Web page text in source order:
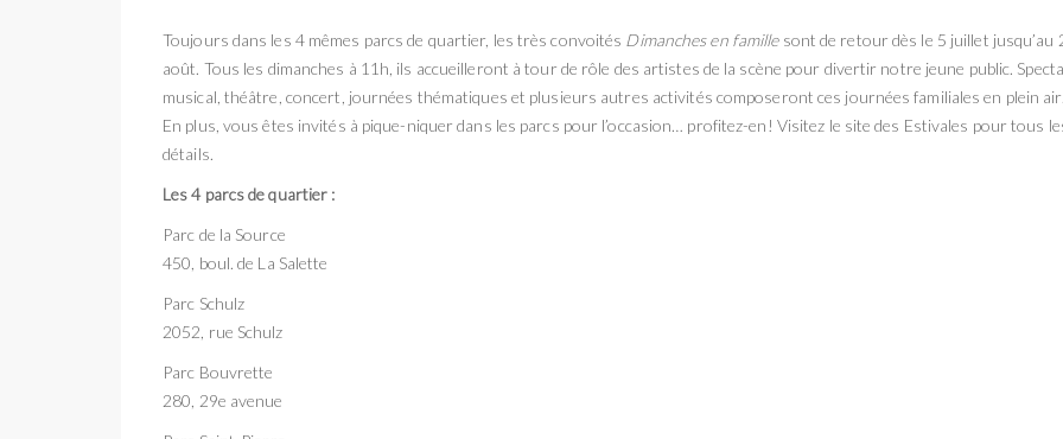
Toujours dans les 4 mêmes parcs de quartier, les très convoités Dimanches en famillesont de retour dès le 5 juillet jusqu’au
août. Tous les dimanches à 11h, ils accueilleront à tour de rôle des artistes de la scène pour divertir notre jeune public.
musical, théâtre, concert, journées thématiques et plusieurs autres activités composeront ces journées familiales en plein air.
En plus, vous êtes invités à pique-niquer dans les parcs pour l’occasion… profitez-en! Visitez le site des Estivales pour tous
détails.
Les 4 parcs de quartier :
Parc de la Source
450, boul. de La Salette
Parc Schulz
2052, rue Schulz
Parc Bouvrette
280, 29e avenue